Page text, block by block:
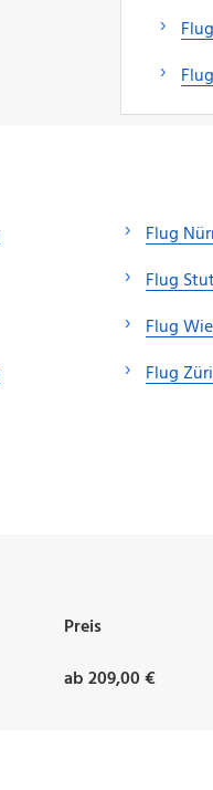
Flug
Flug
Flug
Flug
Preis
ab 209,00 €